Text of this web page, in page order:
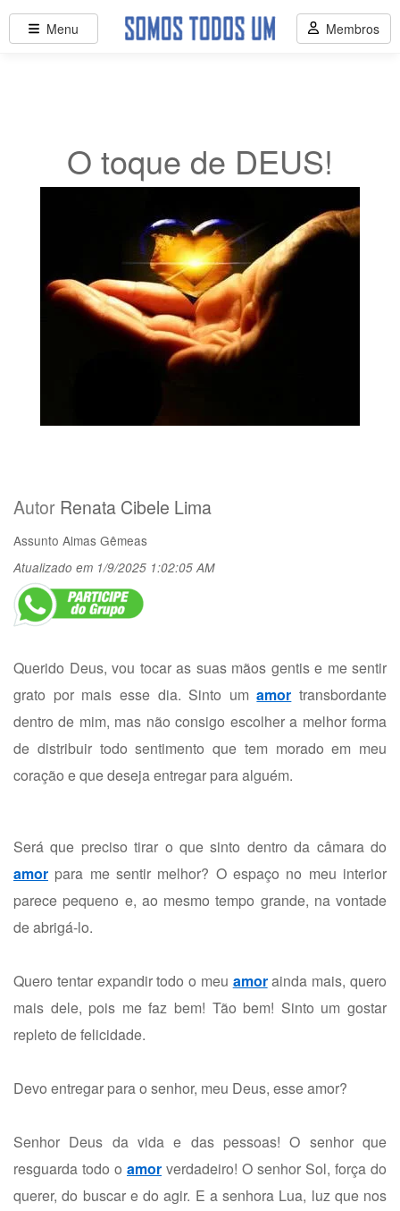
O toque de DEUS!
Autor Renata Cibele Lima
Assunto Almas Gêmeas
Atualizado em 1/9/2025 1:02:05 AM
Querido Deus, vou tocar as suas mãos gentis e me sentir
grato por mais esse dia. Sinto umamor transbordante
dentro de mim, mas não consigo escolher a melhor forma
de distribuir todo sentimento que tem morado em meu
coração e que deseja entregar para alguém.
Será que preciso tirar o que sinto dentro da câmara do
amor para me sentir melhor? O espaço no meu interior
parece pequeno e, ao mesmo tempo grande, na vontade
de abrigá-lo.
Quero tentar expandir todo o meu amorainda mais, quero
mais dele, pois me faz bem! Tão bem! Sinto um gostar
repleto de felicidade.
Devo entregar para o senhor, meu Deus, esse amor?
Senhor Deus da vida e das pessoas! O senhor que
resguarda todo o amor verdadeiro! O senhor Sol, força do
querer, do buscar e do agir. E a senhora Lua, luz que nos
Menu Membros